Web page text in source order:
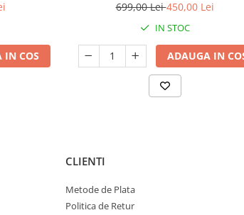
IN COS
699,00 Lei450,00 Lei
IN STOC
ADAUGA IN
CLIENTI
Metode de Plata
Politica de Retur